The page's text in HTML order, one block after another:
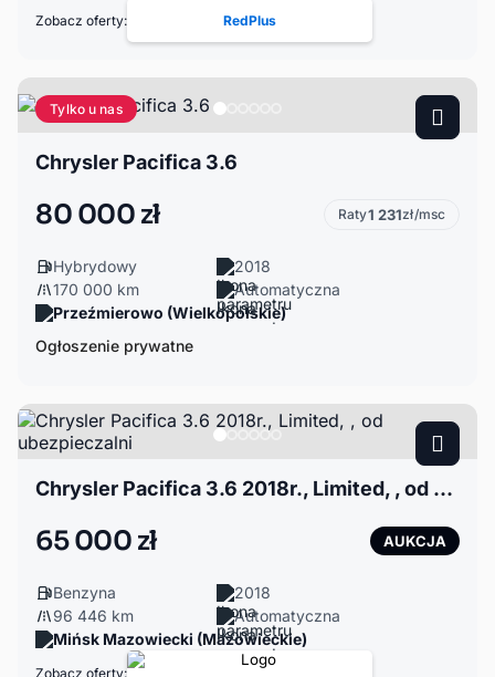
Zobacz oferty: RedPlus
Tylko u nas
Chrysler Pacifica 3.6
80 000 zł Raty1 231zł/msc
Hybrydowy
2018
170 000 km
Automatyczna
Przeźmierowo (Wielkopolskie)
Ogłoszenie prywatne
Chrysler Pacifica 3.6 2018r., Limited, , od ubezpieczalni
65 000 zł AUKCJA
Benzyna
2018
96 446 km
Automatyczna
Mińsk Mazowiecki (Mazowieckie)
Zobacz oferty: